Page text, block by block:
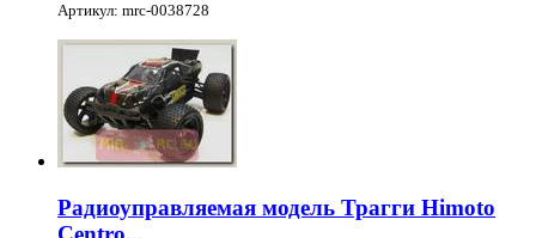
Артикул: mrc-0038728
Радиоуправляемая модель Трагги Himoto